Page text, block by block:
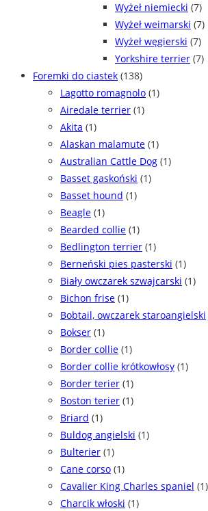
Wyżeł niemiecki (7)
Wyżeł weimarski (7)
Wyżeł węgierski (7)
Yorkshire terrier (7)
Foremki do ciastek (138)
Lagotto romagnolo (1)
Airedale terrier (1)
Akita (1)
Alaskan malamute (1)
Australian Cattle Dog (1)
Basset gaskoński (1)
Basset hound (1)
Beagle (1)
Bearded collie (1)
Bedlington terrier (1)
Berneński pies pasterski (1)
Biały owczarek szwajcarski (1)
Bichon frise (1)
Bobtail, owczarek staroangielski
Bokser (1)
Border collie (1)
Border collie krótkowłosy (1)
Border terier (1)
Boston terier (1)
Briard (1)
Buldog angielski (1)
Bulterier (1)
Cane corso (1)
Cavalier King Charles spaniel (1)
Charcik włoski (1)